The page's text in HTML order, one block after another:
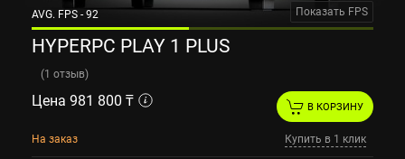
AVG. FPS - 92 Показать FPS
HYPERPC PLAY 1 PLUS
(1 отзыв)
Цена 981 800 ₸
На заказ
В КОРЗИНУ
Купить в 1 клик